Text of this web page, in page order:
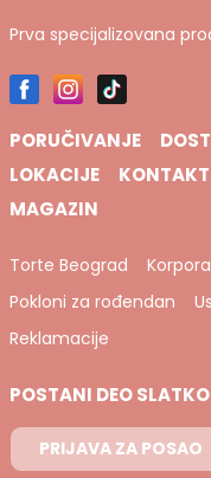
Prva specijalizovana
PORUČIVANJE
LOKACIJE
KONTAKT
MAGAZIN
Torte Beograd
Pokloni za rođendan
Reklamacije
POSTANI DEO
PRIJAVA ZA POSAO